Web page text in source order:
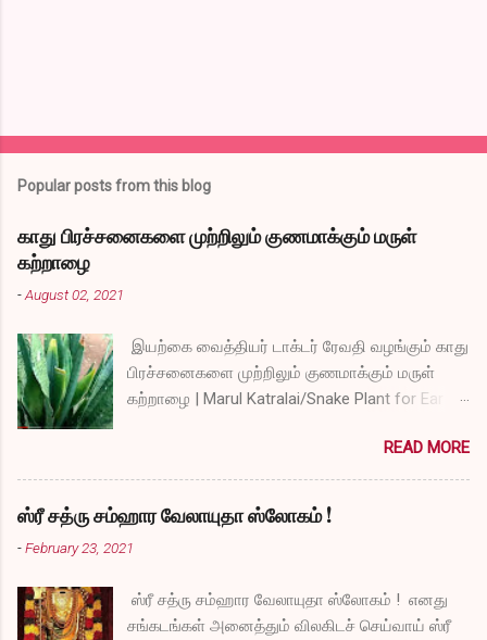
Popular posts from this blog
காது பிரச்சனைகளை முற்றிலும் குணமாக்கும் மருள்
கற்றாழை
-August 02, 2021
இயற்கை வைத்தியர் டாக்டர் ரேவதி வழங்கும் காது
பிரச்சனைகளை முற்றிலும் குணமாக்கும் மருள்
கற்றாழை | Marul Katralai/Snake Plant for Ear
READ MORE
ஸ்ரீ சத்ரு சம்ஹார வேலாயுதா ஸ்லோகம் !
-February 23, 2021
ஸ்ரீ சத்ரு சம்ஹார வேலாயுதா ஸ்லோகம் ! எனது
சங்கடங்கள் அனைத்தும் விலகிடச் செய்வாய் ஸ்ரீ